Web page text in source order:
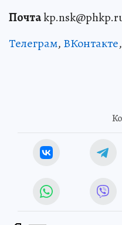
Почта
Телеграм, ВКонтакте,